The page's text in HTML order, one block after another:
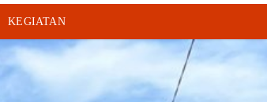
KEGIATAN